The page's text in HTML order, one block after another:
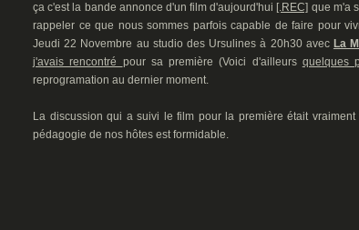
ça c'est la bande annonce d'un film d'aujourd'hui [.REC] que m'a
rappeler ce que nous sommes parfois capable de faire pour
Jeudi 22 Novembre au studio des Ursulines à 20h30 avec La
j'avais rencontré pour sa première (Voici d'ailleurs quelques
reprogramation au dernier moment.
La discussion qui a suivi le film pour la première était
pédagogie de nos hôtes est formidable.